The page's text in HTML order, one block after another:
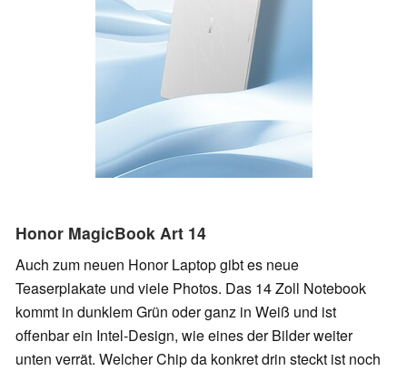
Honor MagicBook Art 14
Auch zum neuen Honor Laptop gibt es neue
Teaserplakate und viele Photos. Das 14 Zoll Notebook
kommt in dunklem Grün oder ganz in Weiß und ist
offenbar ein Intel-Design, wie eines der Bilder weiter
unten verrät. Welcher Chip da konkret drin steckt ist noch